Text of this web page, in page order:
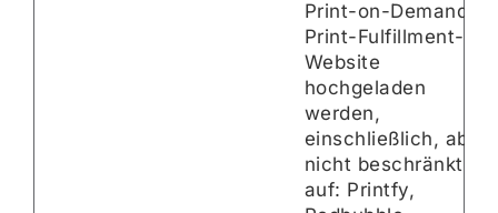
Print-on-Demand /
Print-Fulfillment-
Website
hochgeladen
werden,
einschließlich, aber
nicht beschränkt
auf: Printfy,